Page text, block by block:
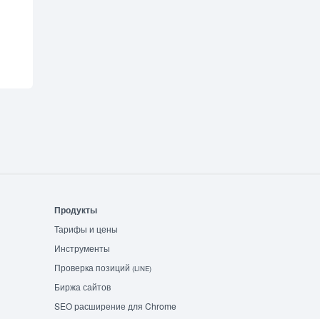
Продукты
Тарифы и цены
Инструменты
Проверка позиций (LINE)
Биржа сайтов
SEO расширение для Chrome